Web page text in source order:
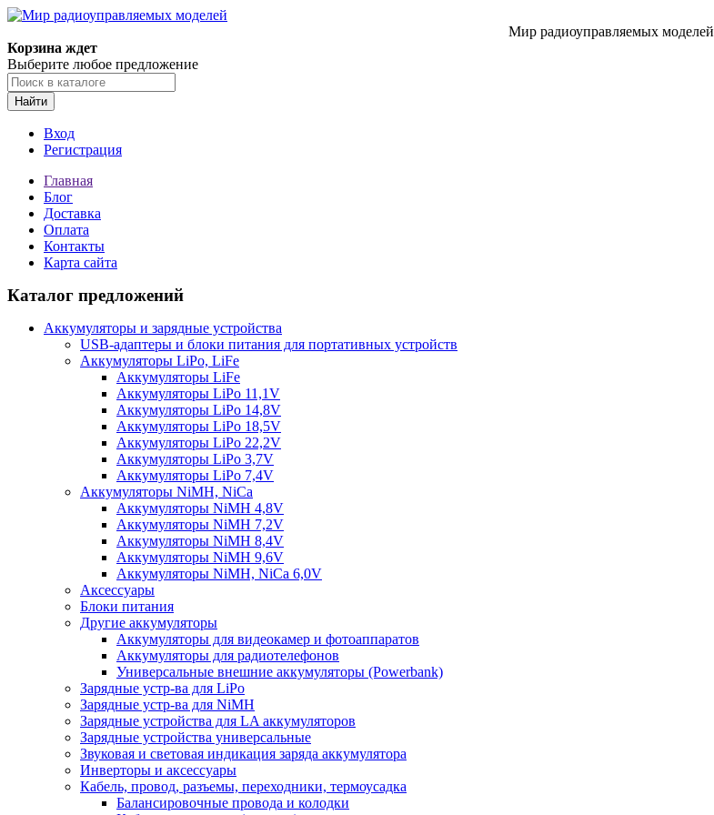
Мир радиоуправляемых моделей
Корзина ждет
Выберите любое предложение
Найти
Вход
Регистрация
Главная
Блог
Доставка
Оплата
Контакты
Карта сайта
Каталог предложений
Аккумуляторы и зарядные устройства
USB-адаптеры и блоки питания для портативных устройств
Аккумуляторы LiPo, LiFe
Аккумуляторы LiFe
Аккумуляторы LiPo 11,1V
Аккумуляторы LiPo 14,8V
Аккумуляторы LiPo 18,5V
Аккумуляторы LiPo 22,2V
Аккумуляторы LiPo 3,7V
Аккумуляторы LiPo 7,4V
Аккумуляторы NiMH, NiCa
Аккумуляторы NiMH 4,8V
Аккумуляторы NiMH 7,2V
Аккумуляторы NiMH 8,4V
Аккумуляторы NiMH 9,6V
Аккумуляторы NiMH, NiCa 6,0V
Аксессуары
Блоки питания
Другие аккумуляторы
Аккумуляторы для видеокамер и фотоаппаратов
Аккумуляторы для радиотелефонов
Универсальные внешние аккумуляторы (Powerbank)
Зарядные устр-ва для LiPo
Зарядные устр-ва для NiMH
Зарядные устройства для LA аккумуляторов
Зарядные устройства универсальные
Звуковая и световая индикация заряда аккумулятора
Инверторы и аксессуары
Кабель, провод, разъемы, переходники, термоусадка
Балансировочные провода и колодки